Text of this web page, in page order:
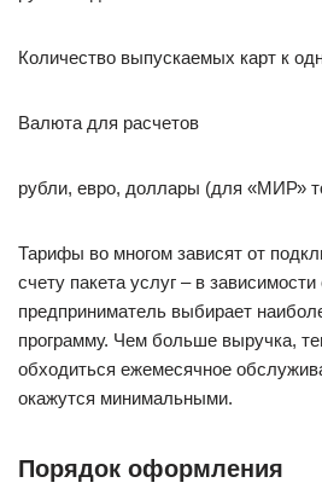
Количество выпускаемых карт к
Валюта для расчетов
рубли, евро, доллары (для «МИР»
Тарифы во многом зависят от
счету пакета услуг – в зависимости
предприниматель выбирает
программу. Чем больше выручка,
обходиться ежемесячное
окажутся минимальными.
Порядок оформления